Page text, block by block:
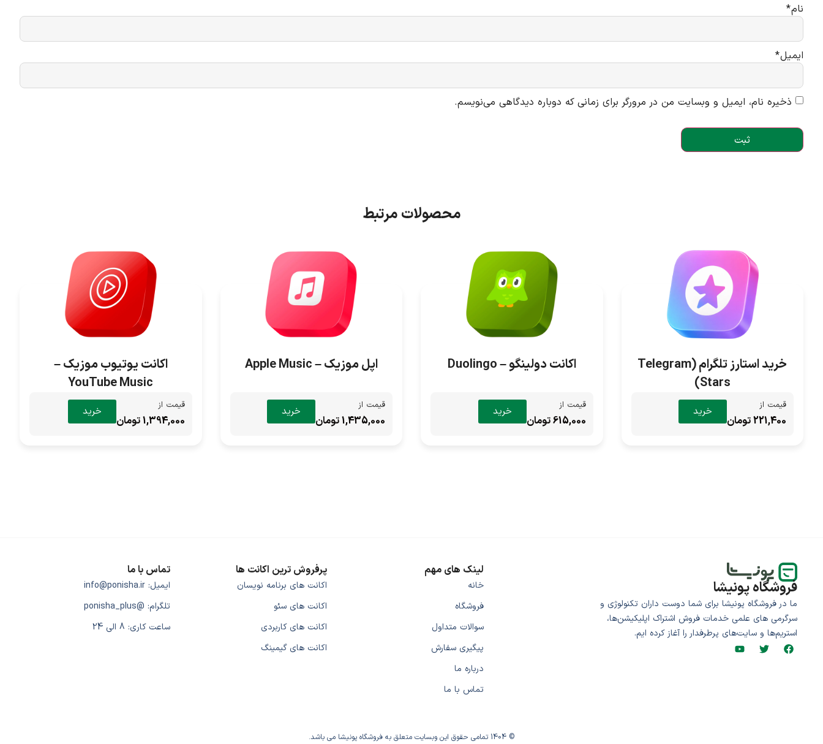
نام*
ایمیل*
ذخیره نام، ایمیل و وبسایت من در مرورگر برای زمانی که دوباره دیدگاهی می‌نویسم.
محصولات مرتبط
خرید استارز تلگرام (Telegram
Stars)
قیمت از
221,400 تومان
خرید
اکانت دولینگو – Duolingo
قیمت از
615,000 تومان
خرید
اپل موزیک – Apple Music
قیمت از
1,435,000 تومان
خرید
اکانت یوتیوب موزیک –
YouTube Music
قیمت از
1,394,000 تومان
خرید
فروشگاه پونیشا
ما در فروشگاه پونیشا برای شما دوست داران تکنولوژی و
سرگرمی های علمی خدمات فروش اشتراک اپلیکیشن‌ها،
استریم‌ها و سایت‌های پرطرفدار را آغاز کرده ایم.
لینک های مهم
خانه
فروشگاه
سوالات متداول
پیگیری سفارش
درباره ما
تماس با ما
پرفروش ترین اکانت ها
اکانت های برنامه نویسان
اکانت های سئو
اکانت های کاربردی
اکانت های گیمینگ
تماس با ما
ایمیل: info@ponisha.ir
تلگرام: @ponisha_plus
ساعت کاری: 8 الی 24
© 1404 تمامی حقوق این وبسایت متعلق به فروشگاه پونیشا می باشد.